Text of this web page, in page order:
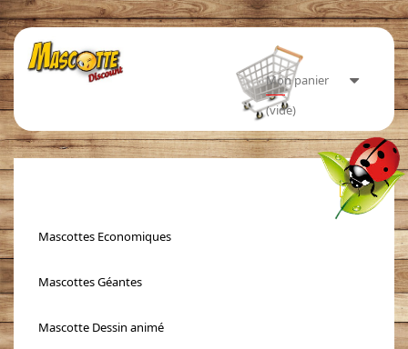
Toggle
Mon panier
(vide)
Mascottes Economiques
Mascottes Géantes
Mascotte Dessin animé